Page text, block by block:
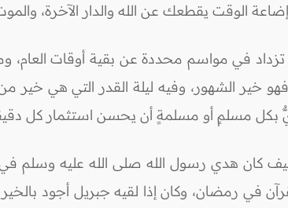
الوقت يقطعك عن الله والدار الآخرة،
تزداد في مواسم محددة عن بقية أوقات
فهو خير الشهور، وفيه ليلة القدر التي
بكل مسلمٍ أو مسلمةٍ أن يحسن استثمار كل
كيف كان هدي رسول الله صلى الله عليه
في رمضان، وكان إذا لقيه جبريل أجود